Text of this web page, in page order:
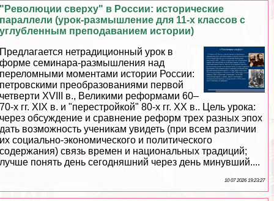
"Революции сверху" в России: исторические
параллели (урок-размышление для 11-х классов с
углубленным преподаванием истории)
Предлагается нетрадиционный урок в
форме семинара-размышления над
переломными моментами истории России:
петровскими преобразованиями первой
четверти XVIII в., Великими реформами 60–
70-х гг. XIX в. и "перестройкой" 80-х гг. ХХ в.. Цель урока:
через обсуждение и сравнение реформ трех разных эпох
дать возможность ученикам увидеть (при всем различии
их социально-экономического и политического
содержания) связь времен и национальных традиций;
лучше понять день сегодняшний через день минувший....
10 07 2026 19:23:27